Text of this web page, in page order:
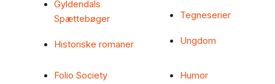
Gyldendals
Spættebøger
Historiske romaner
Tegneserier
Ungdom
Folio Society
Humor